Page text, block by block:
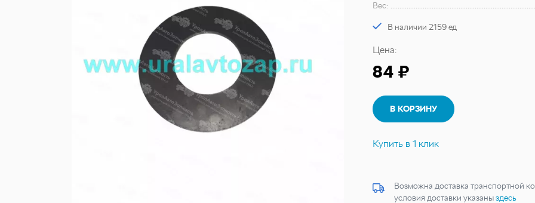
Вес:
В наличии 2159 ед
Цена:
84 ₽
В КОРЗИНУ
Купить в 1 клик
Возможна доставка транспортной
условия доставки указаныздесь